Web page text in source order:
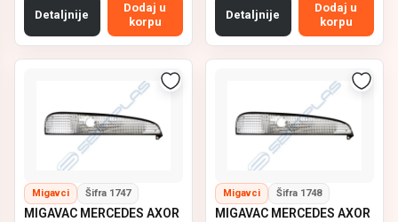
Detaljnije
Dodaj u
korpu
Detaljnije
Dodaj u
korpu
Migavci Šifra 1747
MIGAVAC MERCEDES AXOR
Migavci Šifra 1748
MIGAVAC MERCEDES AXOR